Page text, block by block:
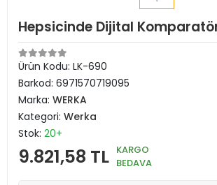
Hepsicinde Dijital
Ürün Kodu: LK-690
Barkod: 6971570719095
Marka: WERKA
Kategori: Werka
Stok: 20+
9.821,58 TL KARGO
BEDAVA